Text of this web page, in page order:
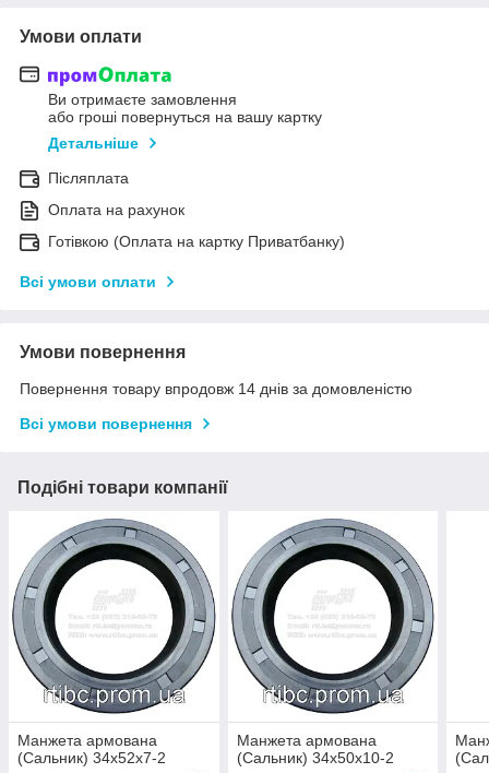
Умови оплати
Ви отримаєте замовлення
або гроші повернуться на вашу картку
Детальніше
Післяплата
Оплата на рахунок
Готівкою (Оплата на картку Приватбанку)
Всі умови оплати
Умови повернення
Повернення товару впродовж 14 днів за домовленістю
Всі умови повернення
Подібні товари компанії
Манжета армована
(Сальник) 34х52х7-2
Манжета армована
(Сальник) 34х50х10-2